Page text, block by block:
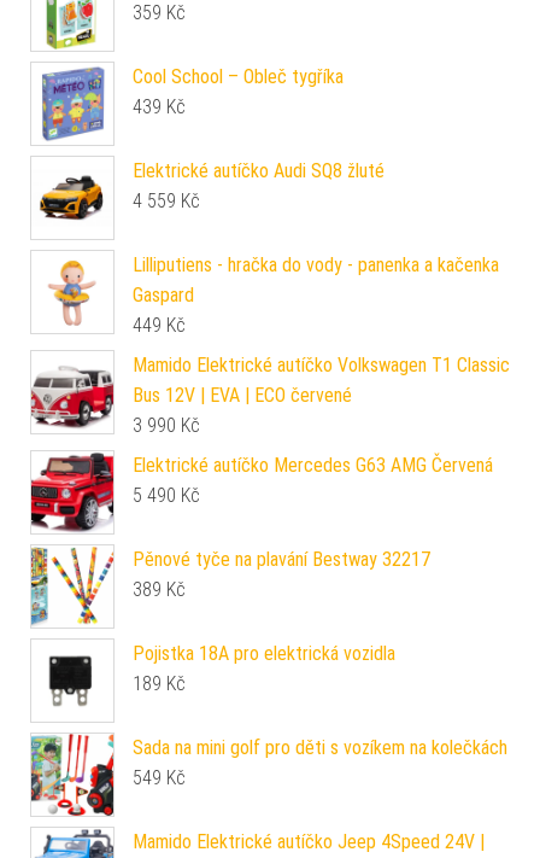
359 Kč
Cool School – Obleč tygříka
439 Kč
Elektrické autíčko Audi SQ8 žluté
4 559 Kč
Lilliputiens - hračka do vody - panenka a kačenka
Gaspard
449 Kč
Mamido Elektrické autíčko Volkswagen T1 Classic
Bus 12V | EVA | ECO červené
3 990 Kč
Elektrické autíčko Mercedes G63 AMG Červená
5 490 Kč
Pěnové tyče na plavání Bestway 32217
389 Kč
Pojistka 18A pro elektrická vozidla
189 Kč
Sada na mini golf pro děti s vozíkem na kolečkách
549 Kč
Mamido Elektrické autíčko Jeep 4Speed 24V |